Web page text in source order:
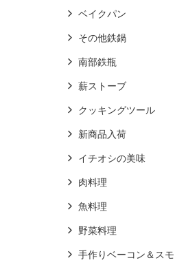
ベイクパン
その他鉄鍋
南部鉄瓶
薪ストーブ
クッキングツール
新商品入荷
イチオシの美味
肉料理
魚料理
野菜料理
手作りベーコン＆ス